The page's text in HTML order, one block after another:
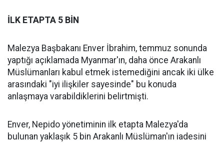
İLK ETAPTA 5 BİN
Malezya Başbakanı Enver İbrahim, temmuz sonunda
yaptığı açıklamada Myanmar'ın, daha önce Arakanlı
Müslümanları kabul etmek istemediğini ancak iki ülke
arasındaki "iyi ilişkiler sayesinde" bu konuda
anlaşmaya varabildiklerini belirtmişti.
Enver, Nepido yönetiminin ilk etapta Malezya'da
bulunan yaklaşık 5 bin Arakanlı Müslüman'ın iadesini